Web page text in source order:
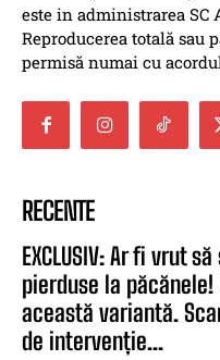
este in administrarea SC
Reproducerea totală sau
permisă numai cu
RECENTE
EXCLUSIV: Ar fi vrut
pierduse la
această variantă.
de intervenție...